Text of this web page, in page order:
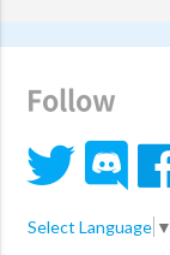
Follow
Select Language ▼